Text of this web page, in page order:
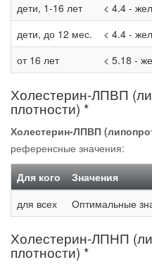
дети, 1-16 лет
< 4.4 -
дети, до 12 мес.
< 4.4 -
от 16 лет
< 5.18 -
Холестерин-ЛПВП
плотности) *
Холестерин-ЛПВП
референсные значения:
Для кого
Значения
для всех
Оптимальные
Холестерин-ЛПНП
плотности) *